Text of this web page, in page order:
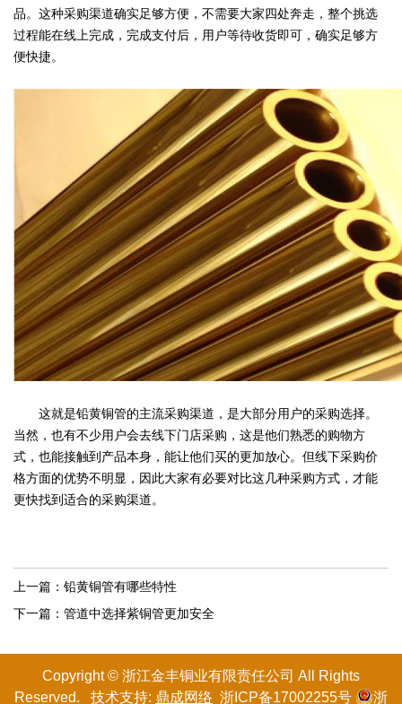
品。这种采购渠道确实足够方便，不需要大家四处奔走，整个挑选
过程能在线上完成，完成支付后，用户等待收货即可，确实足够方
便快捷。
这就是铅黄铜管的主流采购渠道，是大部分用户的采购选择。
当然，也有不少用户会去线下门店采购，这是他们熟悉的购物方
式，也能接触到产品本身，能让他们买的更加放心。但线下采购价
格方面的优势不明显，因此大家有必要对比这几种采购方式，才能
更快找到适合的采购渠道。
上一篇： 铅黄铜管有哪些特性
下一篇： 管道中选择紫铜管更加安全
Copyright © 浙江金丰铜业有限责任公司 All Rights
Reserved. 技术支持: 鼎成网络 浙ICP备17002255号 浙